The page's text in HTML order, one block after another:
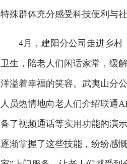
特殊群体充分感受科技便利与社
4月，建阳分公司走进乡村
卫生，陪老人们闲话家常，缓
洋溢着幸福的笑容。武夷山分
人员热情地向老人们介绍联通
备了视频通话等实用功能的演
逐渐掌握了这些技能，纷纷感